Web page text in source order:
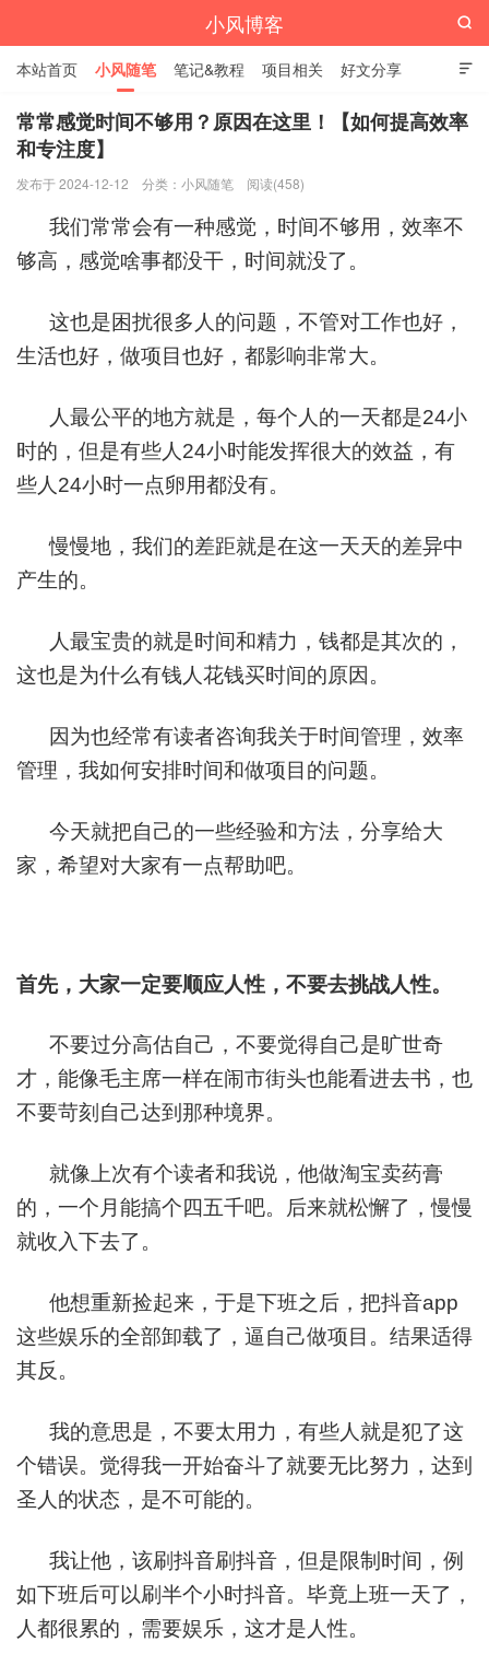
小风博客

本站首页 小风随笔 笔记&教程 项目相关 好文分享
栏目汇总

常常感觉时间不够用？原因在这里！【如何提高效率
和专注度】
发布于 2024-12-12 分类： 小风随笔 阅读(458)
我们常常会有一种感觉，时间不够用，效率不
够高，感觉啥事都没干，时间就没了。
这也是困扰很多人的问题，不管对工作也好，
生活也好，做项目也好，都影响非常大。
人最公平的地方就是，每个人的一天都是24小
时的，但是有些人24小时能发挥很大的效益，有
些人24小时一点卵用都没有。
慢慢地，我们的差距就是在这一天天的差异中
产生的。
人最宝贵的就是时间和精力，钱都是其次的，
这也是为什么有钱人花钱买时间的原因。
因为也经常有读者咨询我关于时间管理，效率
管理，我如何安排时间和做项目的问题。
今天就把自己的一些经验和方法，分享给大
家，希望对大家有一点帮助吧。
首先，大家一定要顺应人性，不要去挑战人性。
不要过分高估自己，不要觉得自己是旷世奇
才，能像毛主席一样在闹市街头也能看进去书，也
不要苛刻自己达到那种境界。
就像上次有个读者和我说，他做淘宝卖药膏
的，一个月能搞个四五千吧。后来就松懈了，慢慢
就收入下去了。
他想重新捡起来，于是下班之后，把抖音app
这些娱乐的全部卸载了，逼自己做项目。结果适得
其反。
我的意思是，不要太用力，有些人就是犯了这
个错误。觉得我一开始奋斗了就要无比努力，达到
圣人的状态，是不可能的。
我让他，该刷抖音刷抖音，但是限制时间，例
如下班后可以刷半个小时抖音。毕竟上班一天了，
人都很累的，需要娱乐，这才是人性。